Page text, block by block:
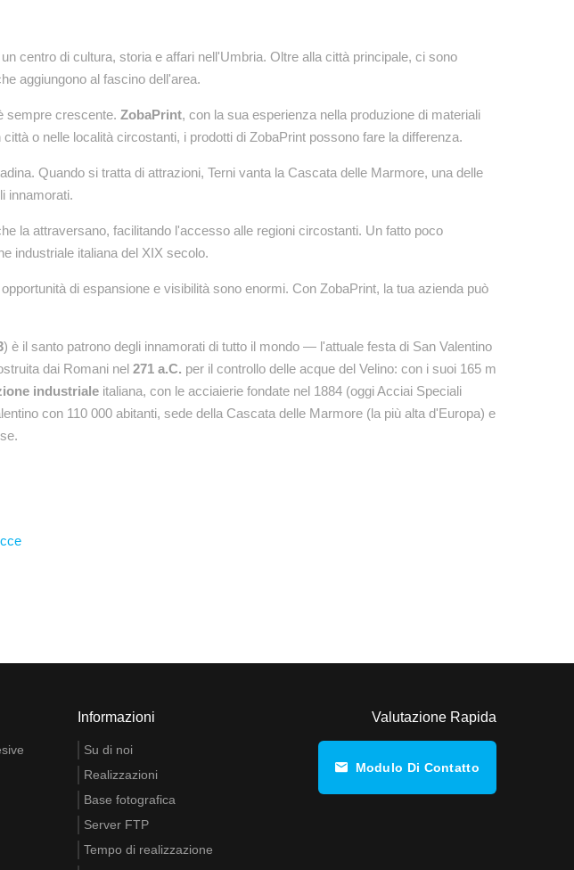
centro di cultura, storia e affari nell'Umbria. Oltre alla città principale, ci sono
aggiungono al fascino dell'area.
sempre crescente. ZobaPrint, con la sua esperienza nella produzione di materiali
o nelle località circostanti, i prodotti di ZobaPrint possono fare la differenza.
Quando si tratta di attrazioni, Terni vanta la Cascata delle Marmore, una delle
innamorati.
la attraversano, facilitando l'accesso alle regioni circostanti. Un fatto poco
industriale italiana del XIX secolo.
di espansione e visibilità sono enormi. Con ZobaPrint, la tua azienda può
) è il santo patrono degli innamorati di tutto il mondo — l'attuale festa di San Valentino
dai Romani nel 271 a.C. per il controllo delle acque del Velino: con i suoi 165 m
industriale italiana, con le acciaierie fondate nel 1884 (oggi Acciai Speciali
con 110 000 abitanti, sede della Cascata delle Marmore (la più alta d'Europa) e
Informazioni
Su di noi
Realizzazioni
Base fotografica
Server FTP
Tempo di realizzazione
Valutazione Rapida
Modulo Di Contatto